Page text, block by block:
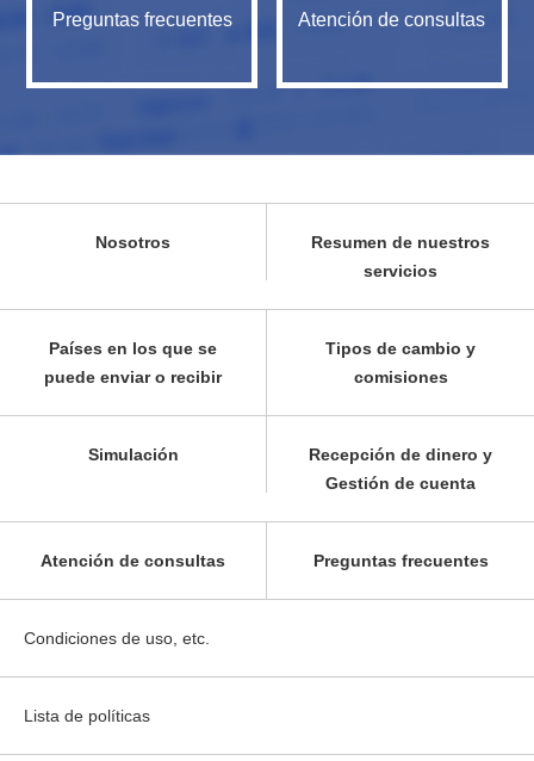
Preguntas frecuentes Atención de consultas
Nosotros
Resumen de nuestros
servicios
Países en los que se
puede enviar o recibir
Tipos de cambio y
comisiones
Simulación
Recepción de dinero y
Gestión de cuenta
Atención de consultas Preguntas frecuentes
Condiciones de uso, etc.
Lista de políticas